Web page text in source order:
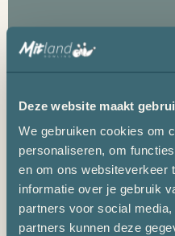
Deze website maakt
We gebruiken cookies om
personaliseren, om
en om ons websiteverkeer
informatie over je gebruik
partners voor social
partners kunnen deze